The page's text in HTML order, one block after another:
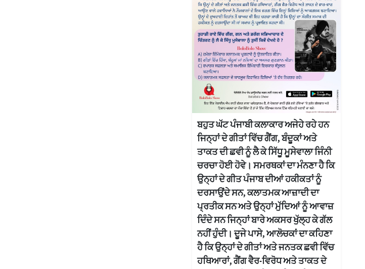
ਬਹੁਤ ਘੱਟ ਪੰਜਾਬੀ ਕਲਾਕਾਰ ਅਜੇਹੇ ਰਹੇ ਹਨ
ਜਿਨ੍ਹਾਂ ਦੇ ਗੀਤਾਂ ਵਿੱਚ ਗੈਂਗ, ਬੰਦੂਕਾਂ ਅਤੇ
ਤਾਕਤ ਦੀ ਛਵੀ ਨੂੰ ਲੈ ਕੇ ਸਿੱਧੂ ਮੂਸੇਵਾਲਾ ਜਿੰਨੀ
ਚਰਚਾ ਹੋਈ ਹੋਵੇ। ਸਮਰਥਕਾਂ ਦਾ ਮੰਨਣਾ ਹੈ ਕਿ
ਉਨ੍ਹਾਂ ਦੇ ਗੀਤ ਪੰਜਾਬ ਦੀਆਂ ਹਕੀਕਤਾਂ ਨੂੰ
ਦਰਸਾਉਂਦੇ ਸਨ, ਕਲਾਤਮਕ ਆਜ਼ਾਦੀ ਦਾ
ਪ੍ਰਤੀਕ ਸਨ ਅਤੇ ਉਨ੍ਹਾਂ ਮੁੱਦਿਆਂ ਨੂੰ ਆਵਾਜ਼
ਦਿੰਦੇ ਸਨ ਜਿਨ੍ਹਾਂ ਬਾਰੇ ਅਕਸਰ ਖੁੱਲ੍ਹ ਕੇ ਗੱਲ
ਨਹੀਂ ਹੁੰਦੀ। ਦੂਜੇ ਪਾਸੇ, ਆਲੋਚਕਾਂ ਦਾ ਕਹਿਣਾ
ਹੈ ਕਿ ਉਨ੍ਹਾਂ ਦੇ ਗੀਤਾਂ ਅਤੇ ਜਨਤਕ ਛਵੀ ਵਿੱਚ
ਹਥਿਆਰਾਂ, ਗੈਂਗ ਵੈਰ-ਵਿਰੋਧ ਅਤੇ ਤਾਕਤ ਦੇ